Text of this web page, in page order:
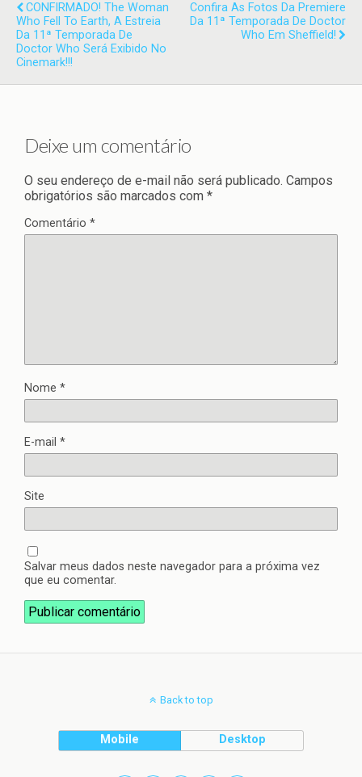
CONFIRMADO! The Woman
Who Fell To Earth, A Estreia
Da 11ª Temporada De
Doctor Who Será Exibido No
Cinemark!!!
Confira As Fotos Da Premiere
Da 11ª Temporada De Doctor
Who Em Sheffield!
Deixe um comentário
O seu endereço de e-mail não será publicado. Campos
obrigatórios são marcados com *
Comentário *
Nome *
E-mail *
Site
Salvar meus dados neste navegador para a próxima vez
que eu comentar.
Back to top
Mobile Desktop